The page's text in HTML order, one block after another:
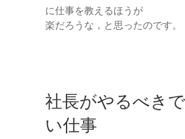
に仕事を教えるほうが
楽だろうな，と思ったのです。
社長がやるべき
い仕事